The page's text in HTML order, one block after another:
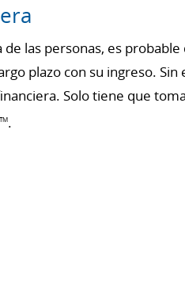
las personas, es
plazo con su ingreso. Sin
Solo tiene que
TM.